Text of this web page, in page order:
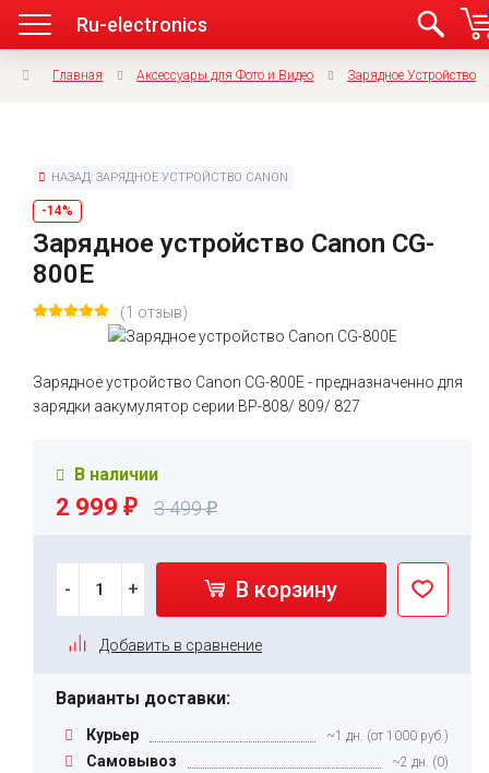
Ru-electronics
Главная Аксессуары для Фото и Видео Зарядное Устройство
НАЗАД: ЗАРЯДНОЕ УСТРОЙСТВО CANON
-14%
Зарядное устройство Canon CG-
800E
(1 отзыв)
Зарядное устройство Canon CG-800E - предназначенно для
зарядки аакумулятор серии BP-808/ 809/ 827
В наличии
2 999 ₽ 3 499₽
- + В корзину
Добавить в сравнение
Варианты доставки:
Курьер ~1 дн. (от 1000 руб.)
Самовывоз ~2 дн. (0)